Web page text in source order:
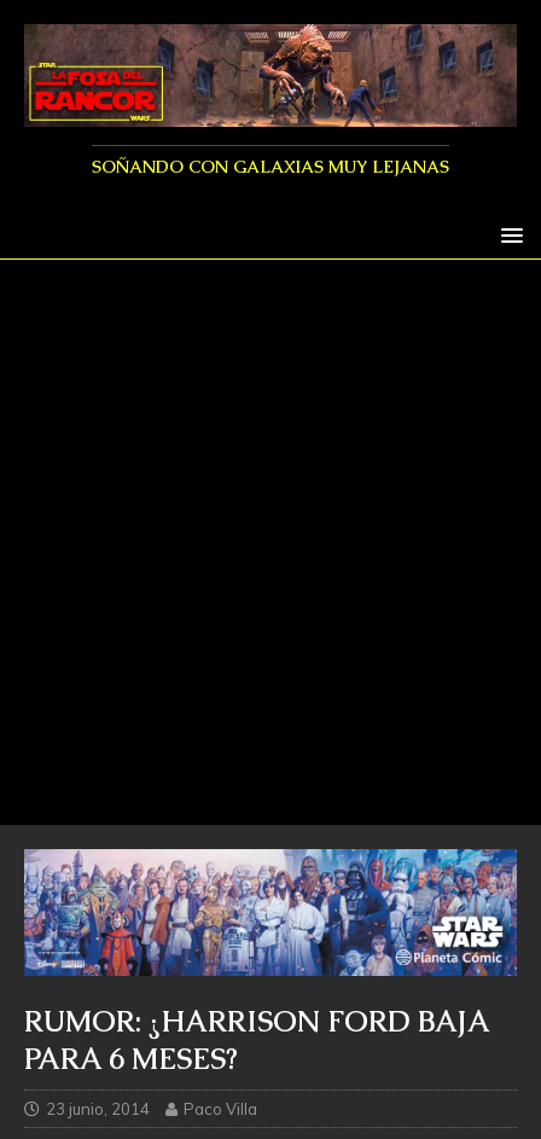
SOÑANDO CON GALAXIAS MUY LEJANAS
RUMOR: ¿HARRISON FORD BAJA
PARA 6 MESES?
23 junio, 2014 Paco Villa